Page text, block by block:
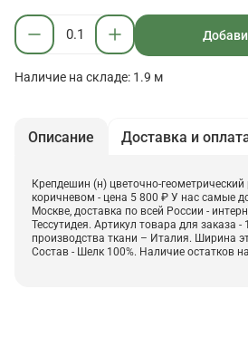
Наличие на складе: 1.9 м
Описание Доставка и
Крепдешин (н) цветочно-
коричневом - цена 5 800 ₽ У нас самые
Москве, доставка по всей России -
Тессутидея. Артикул товара для заказа -
производства ткани – Италия. Ширина
Состав - Шелк 100%. Наличие остатков